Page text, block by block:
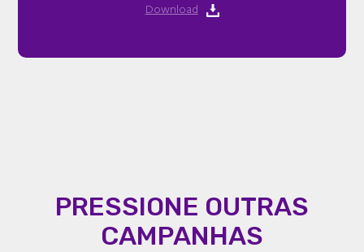
Download
PRESSIONE OUTRAS
CAMPANHAS